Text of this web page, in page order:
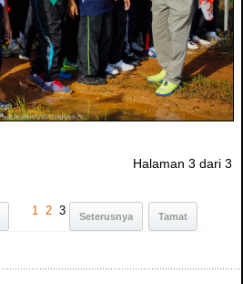
Halaman 3 dari 3
1 2 3 Seterusnya Tamat